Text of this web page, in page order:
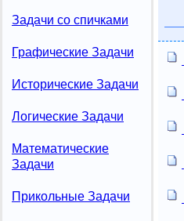
Задачи со спичками
Графические Задачи
Исторические Задачи
Логические Задачи
Математические
Задачи
Прикольные Задачи